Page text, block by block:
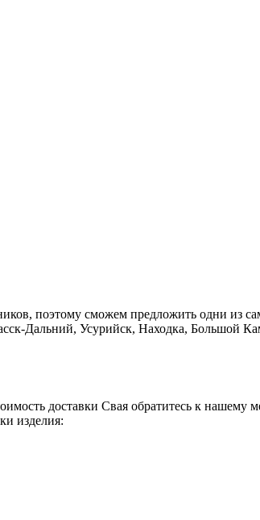
поэтому сможем предложить одни из
Дальний, Усурийск, Находка, Большой
доставки Свая обратитесь к нашему
изделия: